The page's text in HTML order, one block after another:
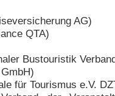
AG)
QTA)
Bustouristik
für Tourismus e.V.